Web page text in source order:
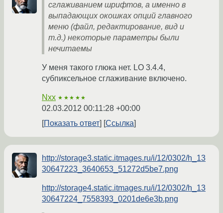
сглаживанием шрифтов, а именно в
выпадающих окошках опций главного
меню (файл, редактирование, вид и
т.д.) некоторые параметры были
нечитаемы
У меня такого глюка нет. LO 3.4.4,
субпиксельное сглаживание включено.
Nxx ★★★★★
02.03.2012 00:11:28 +00:00
Показать ответ
Ссылка
http://storage3.static.itmages.ru/i/12/0302/h_13
30647223_3640653_51272d5be7.png
http://storage4.static.itmages.ru/i/12/0302/h_13
30647224_7558393_0201de6e3b.png